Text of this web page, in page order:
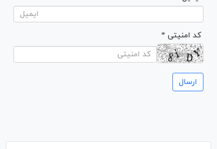
* کد امنیتی